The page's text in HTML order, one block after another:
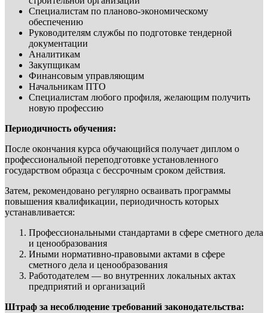
Специалистам по планово-экономическому
обеспечению
Руководителям службы по подготовке тендерной
документации
Аналитикам
Закупщикам
Финансовым управляющим
Начальникам ПТО
Специалистам любого профиля, желающим получить
новую профессию
Периодичность обучения:
После окончания курса обучающийся получает диплом о
профессиональной переподготовке установленного
государством образца с бессрочным сроком действия.
Затем, рекомендовано регулярно осваивать программы
повышения квалификации, периодичность которых
устанавливается:
Профессиональными стандартами в сфере сметного дела
и ценообразования
Иными нормативно-правовыми актами в сфере
сметного дела и ценообразования
Работодателем — во внутренних локальных актах
предприятий и организаций
Штраф за несоблюдение требований законодательства: